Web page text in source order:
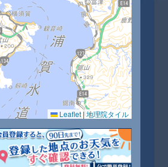
11時 13時 14時
29 30
Leaflet | 地理院タイル